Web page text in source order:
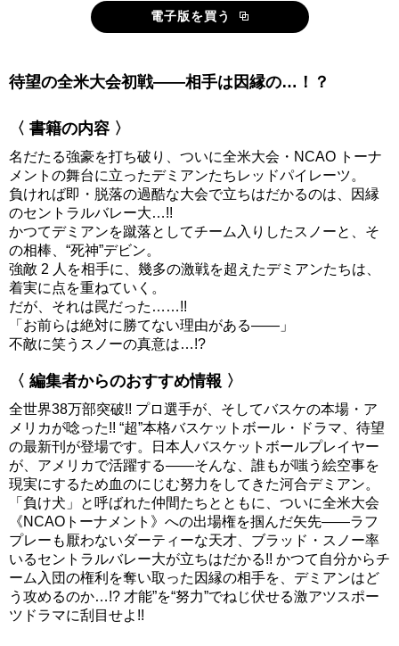
電子版を買う
待望の全米大会初戦――相手は因縁の…！？
〈 書籍の内容 〉
名だたる強豪を打ち破り、ついに全米大会・NCAO トーナ
メントの舞台に立ったデミアンたちレッドパイレーツ。
負ければ即・脱落の過酷な大会で立ちはだかるのは、因縁
のセントラルバレー大…!!
かつてデミアンを蹴落としてチーム入りしたスノーと、そ
の相棒、“死神”デビン。
強敵 2 人を相手に、幾多の激戦を超えたデミアンたちは、
着実に点を重ねていく。
だが、それは罠だった……!!
「お前らは絶対に勝てない理由がある――」
不敵に笑うスノーの真意は…!?
〈 編集者からのおすすめ情報 〉
全世界38万部突破!! プロ選手が、そしてバスケの本場・ア
メリカが唸った!! “超”本格バスケットボール・ドラマ、待望
の最新刊が登場です。日本人バスケットボールプレイヤー
が、アメリカで活躍する――そんな、誰もが嗤う絵空事を
現実にするため血のにじむ努力をしてきた河合デミアン。
「負け犬」と呼ばれた仲間たちとともに、ついに全米大会
《NCAOトーナメント》への出場権を掴んだ矢先――ラフ
プレーも厭わないダーティーな天才、ブラッド・スノー率
いるセントラルバレー大が立ちはだかる!! かつて自分からチ
ーム入団の権利を奪い取った因縁の相手を、デミアンはど
う攻めるのか…!? 才能”を“努力”でねじ伏せる激アツスポー
ツドラマに刮目せよ!!